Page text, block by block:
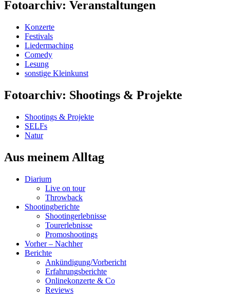
Fotoarchiv: Veranstaltungen
Konzerte
Festivals
Liedermaching
Comedy
Lesung
sonstige Kleinkunst
Fotoarchiv: Shootings & Projekte
Shootings & Projekte
SELFs
Natur
Aus meinem Alltag
Diarium
Live on tour
Throwback
Shootingberichte
Shootingerlebnisse
Tourerlebnisse
Promoshootings
Vorher – Nachher
Berichte
Ankündigung/Vorbericht
Erfahrungsberichte
Onlinekonzerte & Co
Reviews